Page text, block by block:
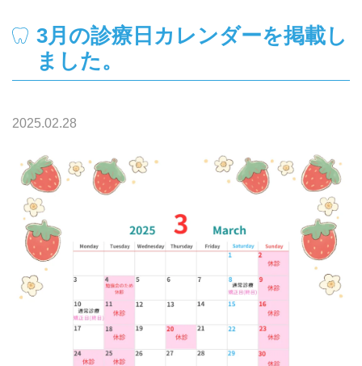
3月の診療日カレンダーを掲載し
ました。
2025.02.28